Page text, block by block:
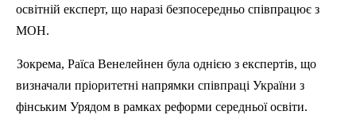
освітній експерт, що наразі безпосередньо співпрацює з
МОН.
Зокрема, Раїса Венелейнен була однією з експертів, що
визначали пріоритетні напрямки співпраці України з
фінським Урядом в рамках реформи середньої освіти.